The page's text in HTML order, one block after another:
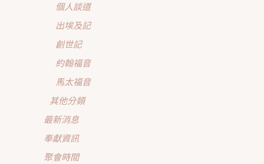
個人談道
出埃及記
創世記
約翰福音
馬太福音
其他分類
最新消息
奉獻資訊
聚會時間